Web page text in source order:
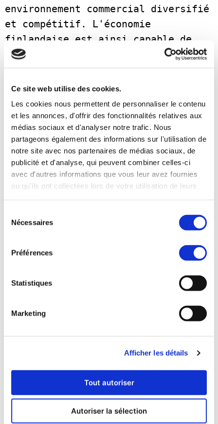
Ce site web utilise des cookies.
Les cookies nous permettent de personnaliser le contenu
et les annonces, d'offrir des fonctionnalités relatives aux
médias sociaux et d'analyser notre trafic. Nous
partageons également des informations sur l'utilisation de
notre site avec nos partenaires de médias sociaux, de
publicité et d'analyse, qui peuvent combiner celles-ci
avec d'autres informations que vous leur avez fournies
ou qu'ils ont collectées lors de votre utilisation de leurs
Nécessaires
Préférences
Statistiques
Marketing
Afficher les détails
Tout autoriser
Autoriser la sélection
environnement commercial diversifié
et compétitif. L'économie
finlandaise est ainsi capable de
s'adapter beaucoup plus facilement,
créant un sentiment de stabilité
bien supérieur à celui des pays
concurrents. Outre le marché des
PME, la population finlandaise
confère au pays un avantage sur le
plan économique. La Finlande se
classe au 3e rang mondial en
matière d'éducation, ce qui se
traduit par une main-d'œuvre
se reflète dans le taux de chômage,
de 10 % depuis 2004, tout en
Ce chiffre suggère que l'économie
emplois à la population, et qu'elle
Si le taux de chômage reste faible,
la population continue quant à elle
d'augmenter. La population
finlandaise a connu une légère